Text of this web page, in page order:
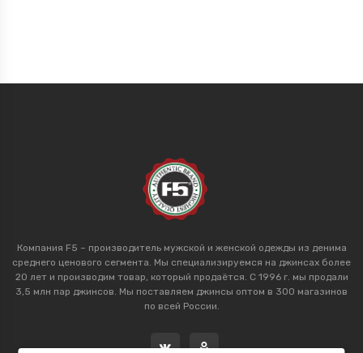
Компания F5 – производитель мужской и женской одежды из денима
среднего ценового сегмента. Мы специализируемся на джинсах более
20 лет и производим товар, который продаётся. С 1996 г. мы продали
3,5 млн пар джинсов. Мы поставляем джинсы оптом в 300 магазинов
по всей России.